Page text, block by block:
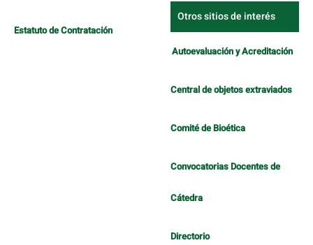
Estatuto de Contratación
Otros sitios de interés
Autoevaluación y Acreditación
Central de objetos extraviados
Comité de Bioética
Convocatorias Docentes de
Cátedra
Directorio